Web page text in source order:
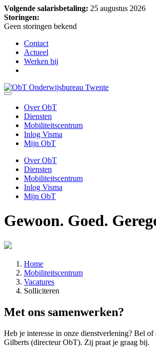
Volgende salarisbetaling: 25 augustus 2026
Storingen:
Geen storingen bekend
Contact
Actueel
Werken bij
Over ObT
Diensten
Mobiliteitscentrum
Inlog Visma
Mijn ObT
Over ObT
Diensten
Mobiliteitscentrum
Inlog Visma
Mijn ObT
Gewoon. Goed.
Home
Mobiliteitscentrum
Vacatures
Solliciteren
Met ons samenwerken?
Heb je interesse in onze dienstverlening? Bel of
Gilberts (directeur ObT). Zij praat je graag bij.